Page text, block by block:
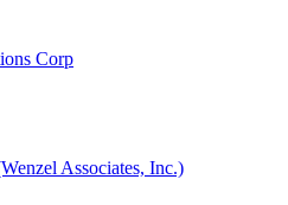
Corp
Associates, Inc.)